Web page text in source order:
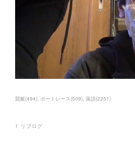
競艇(494) ボートレース(509) 落語(2251)
1 リブログ